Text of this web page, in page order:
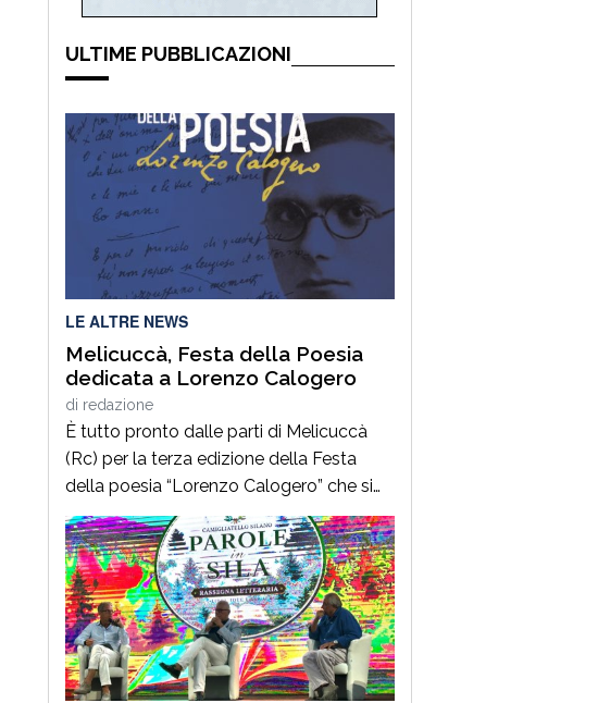
ULTIME PUBBLICAZIONI
LE ALTRE NEWS
Melicuccà, Festa della Poesia
dedicata a Lorenzo Calogero
di redazione
È tutto pronto dalle parti di Melicuccà
(Rc) per la terza edizione della Festa
della poesia “Lorenzo Calogero” che si
terrà dal 6 all’11 agosto. Dopo il successo
delle prime due edizioni, nel 2024 e nel
2025, che hanno portato nell’entroterra
calabrese autorevoli protagonisti della
cultura italiana e internazionale, anche
per quest’annoLYRIKS – Laboratorio
Interdisciplinare […]